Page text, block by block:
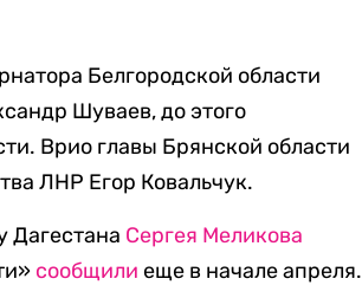
Белгородской области
Шуваев, до этого
Врио главы Брянской области
ЛНР Егор Ковальчук.
Дагестана Сергея Меликова
сообщили еще в начале апреля.